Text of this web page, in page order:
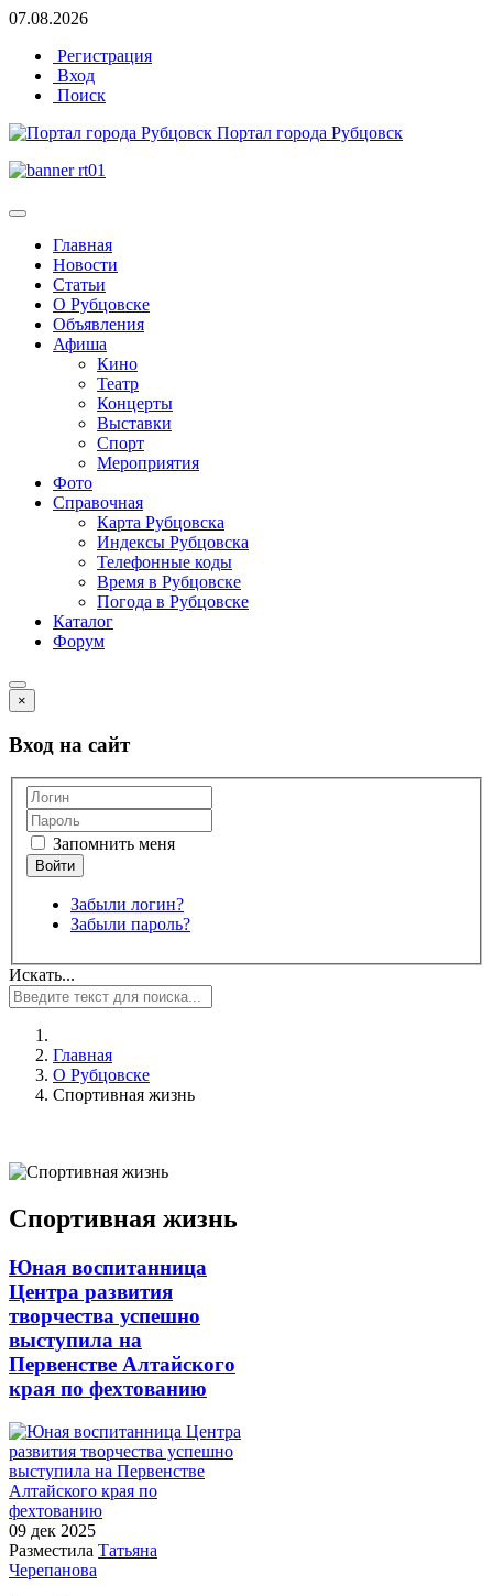
07.08.2026
Регистрация
Вход
Поиск
Портал города Рубцовск
Главная
Новости
Статьи
О Рубцовске
Объявления
Афиша
Кино
Театр
Концерты
Выставки
Спорт
Мероприятия
Фото
Справочная
Карта Рубцовска
Индексы Рубцовска
Телефонные коды
Время в Рубцовске
Погода в Рубцовске
Каталог
Форум
×
Вход на сайт
Запомнить меня
Забыли логин?
Забыли пароль?
Искать...
Главная
О Рубцовске
Спортивная жизнь
Спортивная жизнь
Юная воспитанница
Центра развития
творчества успешно
выступила на
Первенстве Алтайского
края по фехтованию
09 дек 2025
Разместила Татьяна
Черепанова